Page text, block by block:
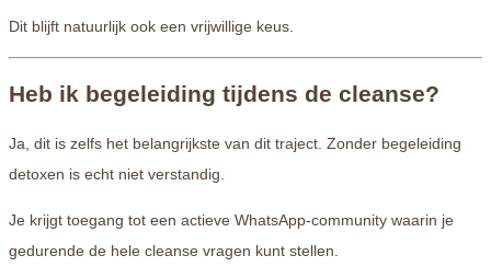
Dit blijft natuurlijk ook een vrijwillige keus.
Heb ik begeleiding tijdens de cleanse?
Ja, dit is zelfs het belangrijkste van dit traject. Zonder begeleiding
detoxen is echt niet verstandig.
Je krijgt toegang tot een actieve WhatsApp-community waarin je
gedurende de hele cleanse vragen kunt stellen.